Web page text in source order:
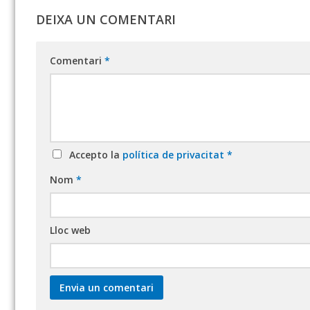
DEIXA UN COMENTARI
Comentari *
Accepto la política de privacitat *
Nom *
Lloc web